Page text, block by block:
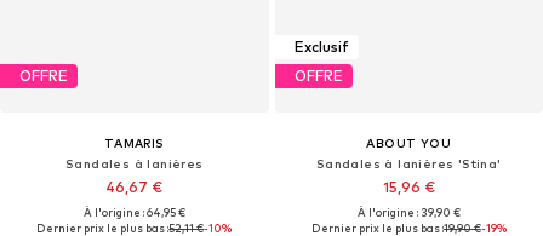
OFFRE
TAMARIS
Sandales à lanières
46,67 €
À l'origine : 64,95 €
Dernier prix le plus bas :52,11 €-10%
Exclusif
OFFRE
ABOUT YOU
Sandales à lanières 'Stina'
15,96 €
À l'origine : 39,90 €
Dernier prix le plus bas :19,90 €-19%